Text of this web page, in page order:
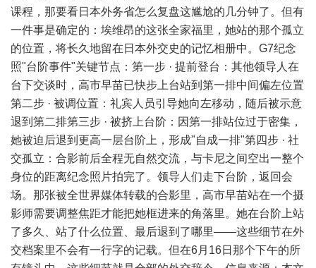
课程，那要看日本外务省怎么复盘这尴尬的几分钟了。但有
一件事是确定的：埃维昂的这张全家福里，她站的那个孤立
的位置，将长久地留在日本外交史的记忆相册中。G7纪念
照"台阶事件"关键节点：第一步 · 提前登台：其他领导人在
台下交谈时，高市早苗已快步上台站到第一排中间偏左位置
第二步 · 被调位置：礼宾人员引导她向左移动，随后被示意
退到第二排第三步 · 被挤上台阶：因第一排站位过于密集，
她被迫后退到更高一层台阶上，形成"自成一排"第四步 · 社
交孤立：合影前后全程无自然交流，与卡尼之间空出一整个
身位的距离纪念照片拍完了。领导人们走下台阶，返回会
场。那张被全世界媒体转载的合影里，高市早苗站在一个摄
影师需要调整焦距才能把她框进来的角落里。她在台阶上站
了多久、站了什么位置、最后退到了哪里——这些细节在外
交档案里不会有一行字的记载。但在6月16日那个下午的所